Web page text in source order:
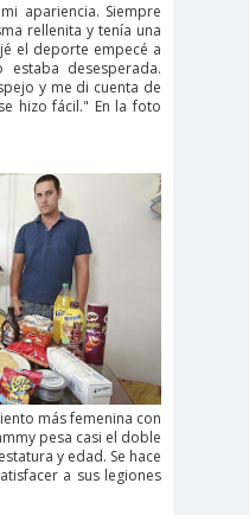
apariencia. Siempre
rellenita y tenía una
el deporte empecé a
desesperada.
y me di cuenta de
hizo fácil." En la foto
más femenina con
pesa casi el doble
y edad. Se hace
a sus legiones